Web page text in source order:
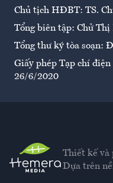
Chủ tịch HĐBT: TS.
Tổng biên tập: Chử Thị
Tổng thư ký tòa soạn:
Giấy phép Tạp chí
26/6/2020
Thiết kế và
Dựa trên